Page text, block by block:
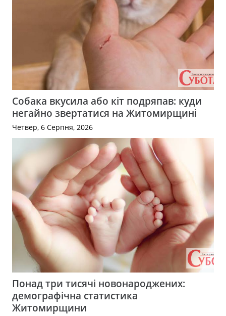
Собака вкусила або кіт подряпав: куди
негайно звертатися на Житомирщині
Четвер, 6 Серпня, 2026
Понад три тисячі новонароджених:
демографічна статистика
Житомирщини